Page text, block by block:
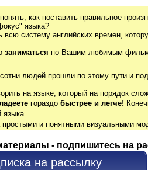
как поставить правильное
языка?
всю систему английских времен,
заниматься по Вашим любимым
людей прошли по этому пути и
на языке, который на порядок
гораздо быстрее и легче!
языка.
простыми и понятными визуальными
- подпишитесь на
на рассылку